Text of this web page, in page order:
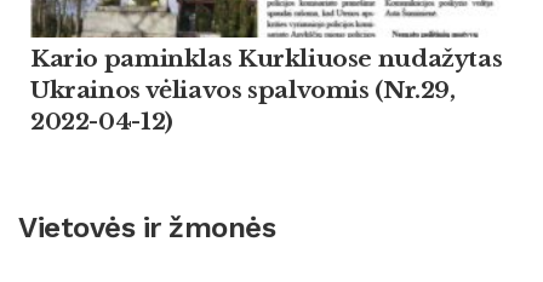
Kario paminklas Kurkliuose nudažytas
Ukrainos vėliavos spalvomis (Nr.29,
2022-04-12)
Vietovės ir žmonės